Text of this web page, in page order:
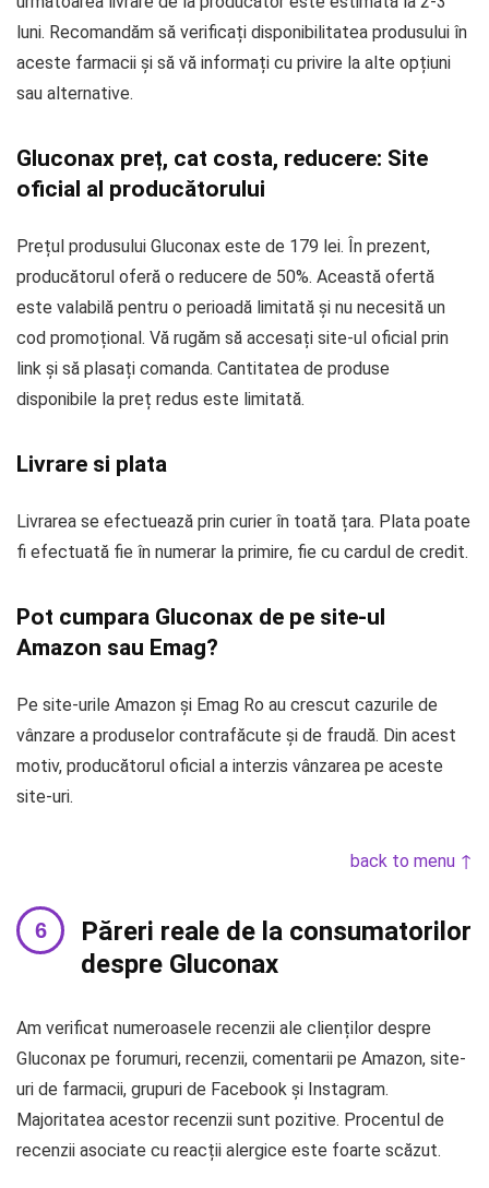
luni. Recomandăm să verificați disponibilitatea produsului în
aceste farmacii și să vă informați cu privire la alte opțiuni
sau alternative.
Gluconax preț, cat costa, reducere: Site
oficial al producătorului
Prețul produsului Gluconax este de 179 lei. În prezent,
producătorul oferă o reducere de 50%. Această ofertă
este valabilă pentru o perioadă limitată și nu necesită un
cod promoțional. Vă rugăm să accesați site-ul oficial prin
link și să plasați comanda. Cantitatea de produse
disponibile la preț redus este limitată.
Livrare si plata
Livrarea se efectuează prin curier în toată țara. Plata poate
fi efectuată fie în numerar la primire, fie cu cardul de credit.
Pot cumpara Gluconax de pe site-ul
Amazon sau Emag?
Pe site-urile Amazon și Emag Ro au crescut cazurile de
vânzare a produselor contrafăcute și de fraudă. Din acest
motiv, producătorul oficial a interzis vânzarea pe aceste
site-uri.
back to menu ↑
Păreri reale de la consumatorilor
despre Gluconax
Am verificat numeroasele recenzii ale clienților despre
Gluconax pe forumuri, recenzii, comentarii pe Amazon, site-
uri de farmacii, grupuri de Facebook și Instagram.
Majoritatea acestor recenzii sunt pozitive. Procentul de
recenzii asociate cu reacții alergice este foarte scăzut.